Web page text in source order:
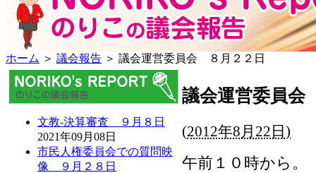
ホーム ＞ 議会報告 ＞ 議会運営委員会 ８月２２日
文教-決算審査 ９月８日
2021年09月08日
市民人権委員会での質問映
像 ９月２８日
議会運営委員
(2012年8月22日)
午前１０時から。